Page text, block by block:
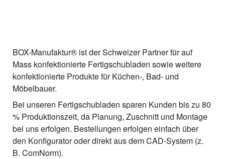
BOX-Manufaktur® ist der Schweizer Partner für auf
Mass konfektionierte Fertigschubladen sowie weitere
konfektionierte Produkte für Küchen-, Bad- und
Möbelbauer.
Bei unseren Fertigschubladen sparen Kunden bis zu 80
% Produktionszeit, da Planung, Zuschnitt und Montage
bei uns erfolgen. Bestellungen erfolgen einfach über
den Konfigurator oder direkt aus dem CAD-System (z.
B. ComNorm).